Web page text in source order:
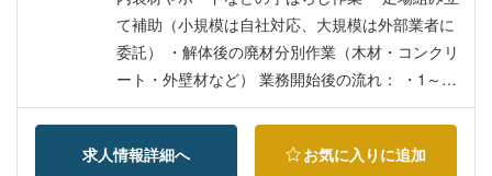
て補助（小規模は自社対応、大規模は外部業者に
委託） ・解体後の廃材分別作業（木材・コンクリ
ート・外壁材など） 業務開始後の流れ： ・1～3
ヶ月後：チーム作業や現場の雰囲気に慣れ、手元
作業を一人でこなせるようになります。 基本的
な道具の使い方や作業の流れを学びます。 ・スキ
求人情報詳細へ お気に入りに追加